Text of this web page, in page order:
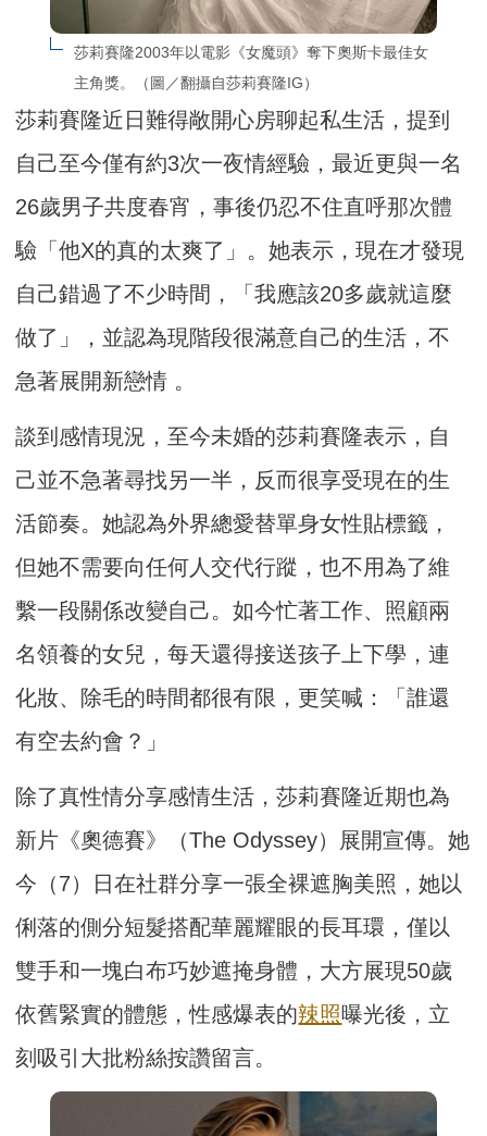
莎莉賽隆2003年以電影《女魔頭》奪下奧斯卡最佳女
主角獎。（圖／翻攝自莎莉賽隆IG）
莎莉賽隆近日難得敞開心房聊起私生活，提到
自己至今僅有約3次一夜情經驗，最近更與一名
26歲男子共度春宵，事後仍忍不住直呼那次體
驗「他X的真的太爽了」。她表示，現在才發現
自己錯過了不少時間，「我應該20多歲就這麼
做了」，並認為現階段很滿意自己的生活，不
急著展開新戀情 。
談到感情現況，至今未婚的莎莉賽隆表示，自
己並不急著尋找另一半，反而很享受現在的生
活節奏。她認為外界總愛替單身女性貼標籤，
但她不需要向任何人交代行蹤，也不用為了維
繫一段關係改變自己。如今忙著工作、照顧兩
名領養的女兒，每天還得接送孩子上下學，連
化妝、除毛的時間都很有限，更笑喊：「誰還
有空去約會？」
除了真性情分享感情生活，莎莉賽隆近期也為
新片《奧德賽》（The Odyssey）展開宣傳。她
今（7）日在社群分享一張全裸遮胸美照，她以
俐落的側分短髮搭配華麗耀眼的長耳環，僅以
雙手和一塊白布巧妙遮掩身體，大方展現50歲
依舊緊實的體態，性感爆表的辣照曝光後，立
刻吸引大批粉絲按讚留言。